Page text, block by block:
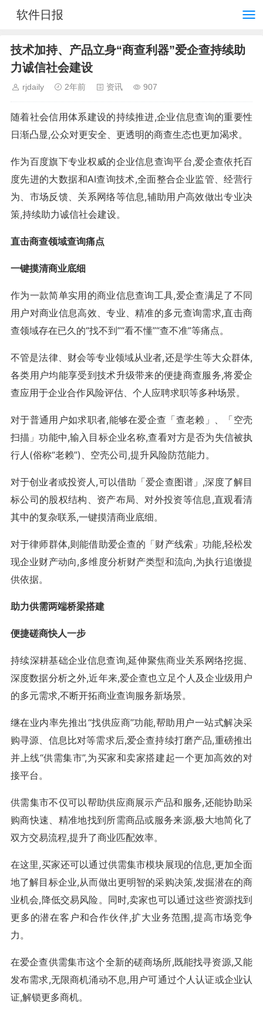
软件日报
技术加持、产品立身“商查利器”爱企查持续助
力诚信社会建设
rjdaily 2年前 资讯 907
随着社会信用体系建设的持续推进,企业信息查询的重要性
日渐凸显,公众对更安全、更透明的商查生态也更加渴求。
作为百度旗下专业权威的企业信息查询平台,爱企查依托百
度先进的大数据和AI查询技术,全面整合企业监管、经营行
为、市场反馈、关系网络等信息,辅助用户高效做出专业决
策,持续助力诚信社会建设。
直击商查领域查询痛点
一键摸清商业底细
作为一款简单实用的商业信息查询工具,爱企查满足了不同
用户对商业信息高效、专业、精准的多元查询需求,直击商
查领域存在已久的“找不到”“看不懂”“查不准”等痛点。
不管是法律、财会等专业领域从业者,还是学生等大众群体,
各类用户均能享受到技术升级带来的便捷商查服务,将爱企
查应用于企业合作风险评估、个人应聘求职等多种场景。
对于普通用户如求职者,能够在爱企查「查老赖」、「空壳
扫描」功能中,输入目标企业名称,查看对方是否为失信被执
行人(俗称“老赖”)、空壳公司,提升风险防范能力。
对于创业者或投资人,可以借助「爱企查图谱」,深度了解目
标公司的股权结构、资产布局、对外投资等信息,直观看清
其中的复杂联系,一键摸清商业底细。
对于律师群体,则能借助爱企查的「财产线索」功能,轻松发
现企业财产动向,多维度分析财产类型和流向,为执行追缴提
供依据。
助力供需两端桥梁搭建
便捷磋商快人一步
持续深耕基础企业信息查询,延伸聚焦商业关系网络挖掘、
深度数据分析之外,近年来,爱企查也立足个人及企业级用户
的多元需求,不断开拓商业查询服务新场景。
继在业内率先推出“找供应商”功能,帮助用户一站式解决采
购寻源、信息比对等需求后,爱企查持续打磨产品,重磅推出
并上线“供需集市”,为买家和卖家搭建起一个更加高效的对
接平台。
供需集市不仅可以帮助供应商展示产品和服务,还能协助采
购商快速、精准地找到所需商品或服务来源,极大地简化了
双方交易流程,提升了商业匹配效率。
在这里,买家还可以通过供需集市模块展现的信息,更加全面
地了解目标企业,从而做出更明智的采购决策,发掘潜在的商
业机会,降低交易风险。同时,卖家也可以通过这些资源找到
更多的潜在客户和合作伙伴,扩大业务范围,提高市场竞争
力。
在爱企查供需集市这个全新的磋商场所,既能找寻资源,又能
发布需求,无限商机涌动不息,用户可通过个人认证或企业认
证,解锁更多商机。